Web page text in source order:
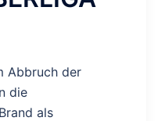
Abbruch der
die
als